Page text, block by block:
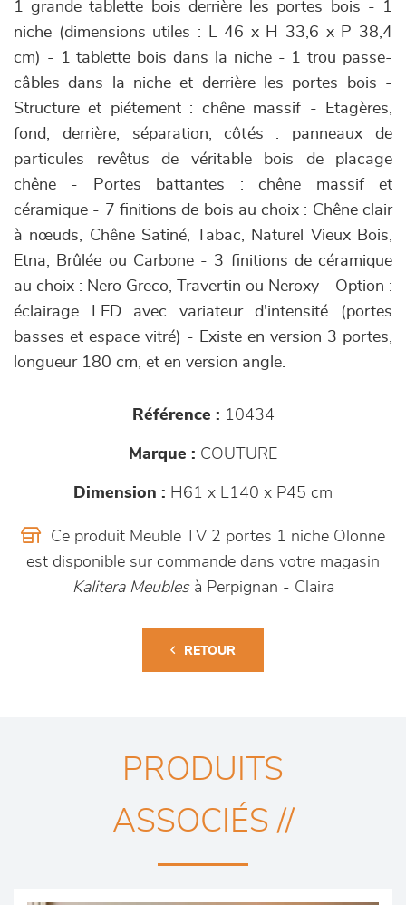
1 grande tablette bois derrière les portes bois - 1
niche (dimensions utiles : L 46 x H 33,6 x P 38,4
cm) - 1 tablette bois dans la niche - 1 trou passe-
câbles dans la niche et derrière les portes bois -
Structure et piétement : chêne massif - Etagères,
fond, derrière, séparation, côtés : panneaux de
particules revêtus de véritable bois de placage
chêne - Portes battantes : chêne massif et
céramique - 7 finitions de bois au choix : Chêne clair
à nœuds, Chêne Satiné, Tabac, Naturel Vieux Bois,
Etna, Brûlée ou Carbone - 3 finitions de céramique
au choix : Nero Greco, Travertin ou Neroxy - Option :
éclairage LED avec variateur d'intensité (portes
basses et espace vitré) - Existe en version 3 portes,
longueur 180 cm, et en version angle.
Référence : 10434
Marque : COUTURE
Dimension : H61 x L140 x P45 cm
Ce produit Meuble TV 2 portes 1 niche Olonne
est disponible sur commande dans votre magasin
Kalitera Meubles à Perpignan - Claira
RETOUR
PRODUITS
ASSOCIÉS //